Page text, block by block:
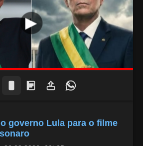
governo Lula para o filme